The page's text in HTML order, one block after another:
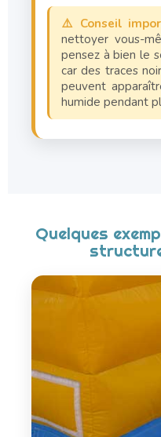
⚠️ Conseil
nettoyer vous-
pensez à bien le
car des traces
peuvent
humide pendant
Quelques